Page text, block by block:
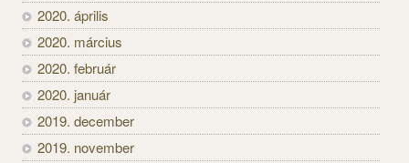
2020. április
2020. március
2020. február
2020. január
2019. december
2019. november